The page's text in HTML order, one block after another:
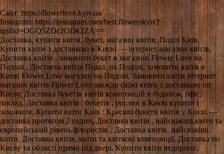
Сайт: https://flowerlove.kyiv.ua/
Instagram: https://instagram.com/best.flowerskyiv?
igshid=OGQ5ZDc2ODk2ZA==
Доставка, купити квіти, букет, магазин квітів, Поділ Київ,
Купити квіти з доставкою в Києві — інтернет-магазин квітів,
Доставка квітів , замовити букет в магазині Flower Love на
Подолі , Доставка квітів Поділ, на Подолі, замовити квіти в
Києві Flower Love магазин на Подолі, Замовити квіти інтернет
магазин квітів Flower Love завжди свіжі квіти з доставкою по
Києву, Доставка букетів квітів композицій в будинок, офіс,
заклад. Доставка квітів : букетів , рослин в Києві купити і
замовити, Купити квіти Київ : Красиві букети квітів у Києві —
доставка протягом 2 годин, Доставка квітів , найсвіжіші квіти та
європейський рівень флористів , Доставка квітів, найсвіжіші
квіти, Доставка квітів, квіти та квіткові композиції, Доставка по
Києву та області прямо під двері, Купити квіти недорого ,